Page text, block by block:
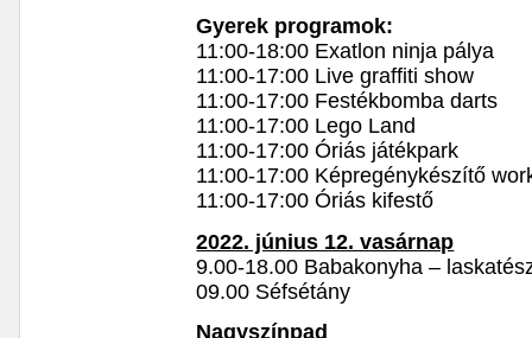
Gyerek programok:
11:00-18:00 Exatlon ninja pálya
11:00-17:00 Live graffiti show
11:00-17:00 Festékbomba darts
11:00-17:00 Lego Land
11:00-17:00 Óriás játékpark
11:00-17:00 Képregénykészítő
11:00-17:00 Óriás kifestő
2022. június 12. vasárnap
9.00-18.00 Babakonyha –
09.00 Séfsétány
Nagyszínpad